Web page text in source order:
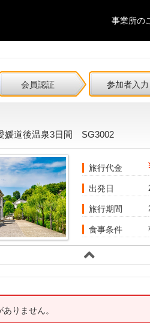
事業所の
会員認証 参加者入力
媛道後温泉3日間 SG3002
旅行代金
出発日
旅行期間
食事条件
りません。